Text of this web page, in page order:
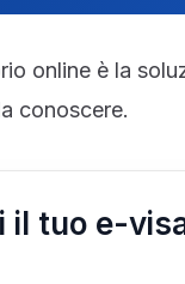
online è la
conoscere.
tuo e-